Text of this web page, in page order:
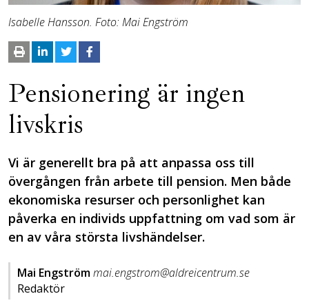
Isabelle Hansson. Foto: Mai Engström
Pensionering är ingen
livskris
Vi är generellt bra på att anpassa oss till
övergången från arbete till pension. Men både
ekonomiska resurser och personlighet kan
påverka en individs uppfattning om vad som är
en av våra största livshändelser.
Mai Engströmmai.engstrom@aldreicentrum.se
Redaktör